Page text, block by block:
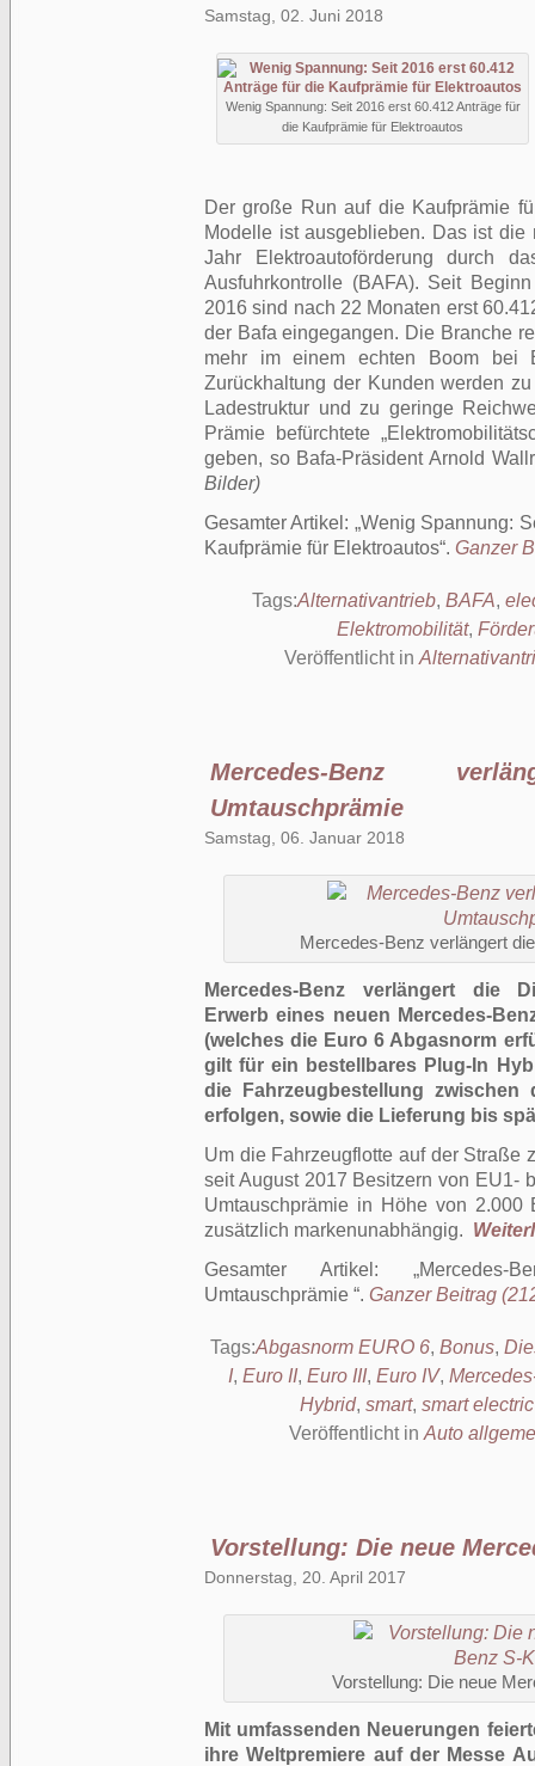
Samstag, 02. Juni 2018
Wenig Spannung: Seit 2016 erst 60.412 Anträge für
die Kaufprämie für Elektroautos
Der große Run auf die Kaufprämie
Modelle ist ausgeblieben. Das ist
Jahr Elektroautoförderung durch
Ausfuhrkontrolle (BAFA). Seit
2016 sind nach 22 Monaten erst
der Bafa eingegangen. Die Branche
mehr im einem echten Boom bei
Zurückhaltung der Kunden werden
Ladestruktur und zu geringe
Prämie befürchtete
geben, so Bafa-Präsident Arnold
Bilder)
Gesamter Artikel:
Wenig Spannung:
Kaufprämie für Elektroautos . Ganzer
Tags:Alternativantrieb, BAFA,
Elektromobilität,
Veröffentlicht in
Mercedes-Benz
Umtauschprämie
Samstag, 06. Januar 2018
Mercedes-Benz verlängert
Mercedes-Benz verlängert die
Erwerb eines neuen Mercedes-
(welches die Euro 6 Abgasnorm
gilt für ein bestellbares Plug-In
die Fahrzeugbestellung zwischen
erfolgen, sowie die Lieferung bis
Um die Fahrzeugflotte auf der Straße
seit August 2017 Besitzern von EU1-
Umtauschprämie in Höhe von
zusätzlich markenunabhängig.
Gesamter Artikel:
Umtauschprämie . Ganzer Beitrag
Tags:Abgasnorm EURO 6, Bonus,
I, Euro II, Euro III, Euro IV,
Hybrid, smart, smart
Veröffentlicht in Auto
Vorstellung: Die neue
Donnerstag, 20. April 2017
Vorstellung: Die neue
Mit umfassenden Neuerungen
ihre Weltpremiere auf der Messe